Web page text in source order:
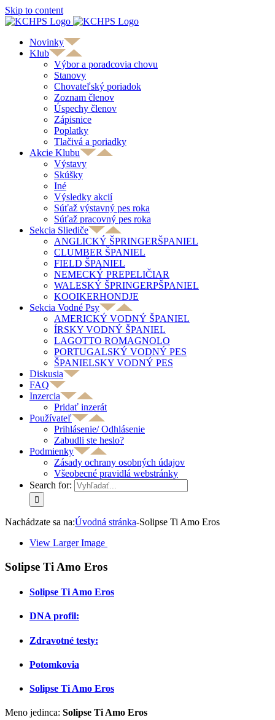
Skip to content
Novinky
Klub
Výbor a poradcovia chovu
Stanovy
Chovateľský poriadok
Zoznam členov
Úspechy členov
Zápisnice
Poplatky
Tlačivá a poriadky
Akcie Klubu
Výstavy
Skúšky
Iné
Výsledky akcií
Súťaž výstavný pes roka
Súťaž pracovný pes roka
Sekcia Sliediče
ANGLICKÝ ŠPRINGERŠPANIEL
CLUMBER ŠPANIEL
FIELD ŠPANIEL
NEMECKÝ PREPELIČIAR
WALESKÝ ŠPRINGERPŠPANIEL
KOOIKERHONDJE
Sekcia Vodné Psy
AMERICKÝ VODNÝ ŠPANIEL
ÍRSKY VODNÝ ŠPANIEL
LAGOTTO ROMAGNOLO
PORTUGALSKÝ VODNÝ PES
ŠPANIELSKY VODNÝ PES
Diskusia
FAQ
Inzercia
Pridať inzerát
Používateľ
Prihlásenie/ Odhlásenie
Zabudli ste heslo?
Podmienky
Zásady ochrany osobných údajov
Všeobecné pravidlá webstránky
Search for:
Nachádzate sa na:Úvodná stránka-Solipse Ti Amo Eros
View Larger Image
Solipse Ti Amo Eros
Solipse Ti Amo Eros
DNA profil:
Zdravotné testy:
Potomkovia
Solipse Ti Amo Eros
Meno jedinca: Solipse Ti Amo Eros